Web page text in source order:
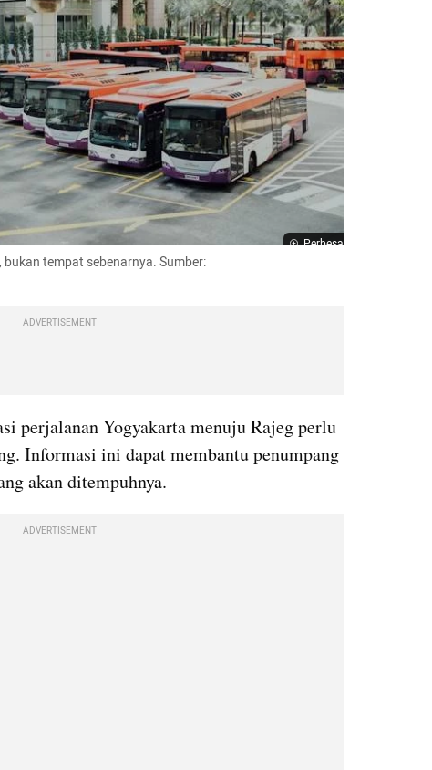
Perbesar
tempat sebenarnya. Sumber:
ADVERTISEMENT
perjalanan Yogyakarta menuju Rajeg perlu
Informasi ini dapat membantu penumpang
akan ditempuhnya.
ADVERTISEMENT